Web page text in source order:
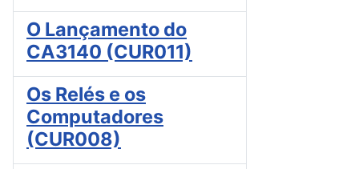
O Lançamento do
CA3140 (CUR011)
Os Relés e os
Computadores
(CUR008)